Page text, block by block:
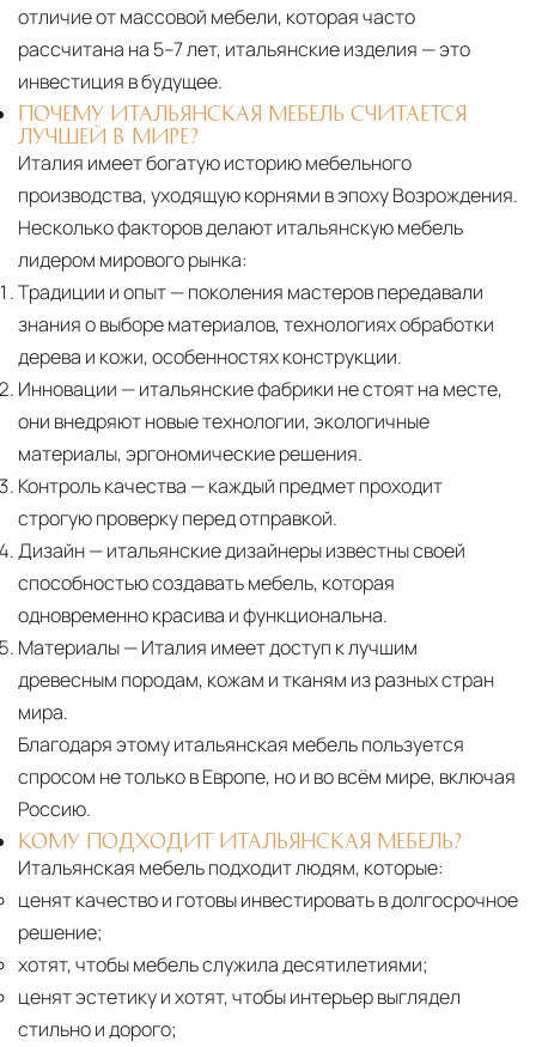
отличие от массовой мебели, которая часто
рассчитана на 5–7 лет, итальянские изделия — это
инвестиция в будущее.
ПОЧЕМУ ИТАЛЬЯНСКАЯ МЕБЕЛЬ СЧИТАЕТСЯ
ЛУЧШЕЙ В МИРЕ?
Италия имеет богатую историю мебельного
производства, уходящую корнями в эпоху Возрождения.
Несколько факторов делают итальянскую мебель
лидером мирового рынка:
Традиции и опыт— поколения мастеров передавали
знания о выборе материалов, технологиях обработки
дерева и кожи, особенностях конструкции.
Инновации — итальянские фабрики не стоят на месте,
они внедряют новые технологии, экологичные
материалы, эргономические решения.
Контроль качества — каждый предмет проходит
строгую проверку перед отправкой.
Дизайн— итальянские дизайнеры известны своей
способностью создавать мебель, которая
одновременно красива и функциональна.
Материалы— Италия имеет доступ к лучшим
древесным породам, кожам и тканям из разных стран
мира.
Благодаря этому итальянская мебель пользуется
спросом не только в Европе, но и во всём мире, включая
Россию.
КОМУ ПОДХОДИТ ИТАЛЬЯНСКАЯ МЕБЕЛЬ?
Итальянская мебель подходит людям, которые:
ценят качество и готовы инвестировать в долгосрочное
решение;
хотят, чтобы мебель служила десятилетиями;
ценят эстетику и хотят, чтобы интерьер выглядел
стильно и дорого;